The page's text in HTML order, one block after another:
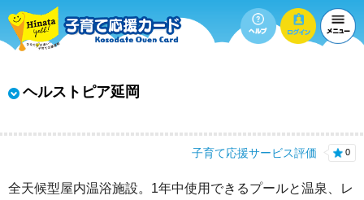
ヘルストピア延岡
子育て応援サービス評価 0
全天候型屋内温浴施設。1年中使用できるプールと温泉、レ